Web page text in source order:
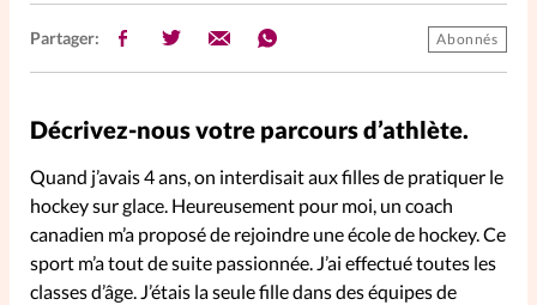
RelationnElles
Shopping Spi
Si(x) simple de...
SpirituElles
Vive la famille
Partager: Abonnés
Décrivez-nous votre parcours d’athlète.
Quand j’avais 4 ans, on interdisait aux filles de pratiquer le
hockey sur glace. Heureusement pour moi, un coach
canadien m’a proposé de rejoindre une école de hockey. Ce
sport m’a tout de suite passionnée. J’ai effectué toutes les
classes d’âge. J’étais la seule fille dans des équipes de